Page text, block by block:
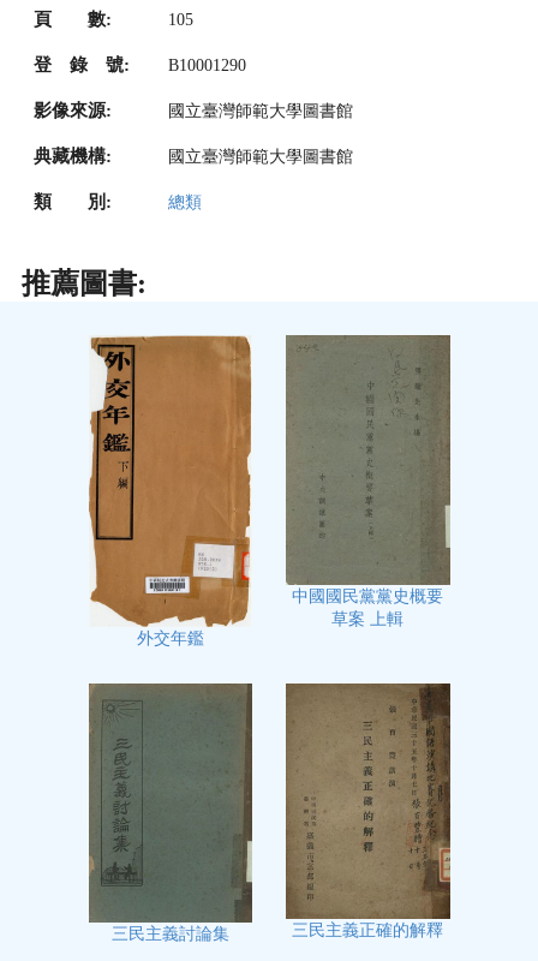
頁 數: 105
登 錄 號: B10001290
影像來源: 國立臺灣師範大學圖書館
典藏機構: 國立臺灣師範大學圖書館
類 別: 總類
推薦圖書:
外交年鑑
中國國民黨黨史概要
草案 上輯
三民主義討論集 三民主義正確的解釋